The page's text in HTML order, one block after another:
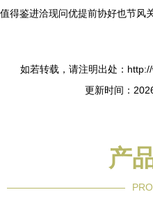
值得鉴进洽现问优提前协好也节风
如若转载，请注明出处：
更新时间：
产